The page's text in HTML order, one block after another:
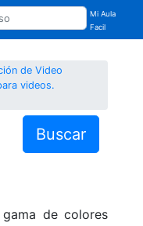
Mi Aula
Facil
de Video
videos.
Buscar
de colores